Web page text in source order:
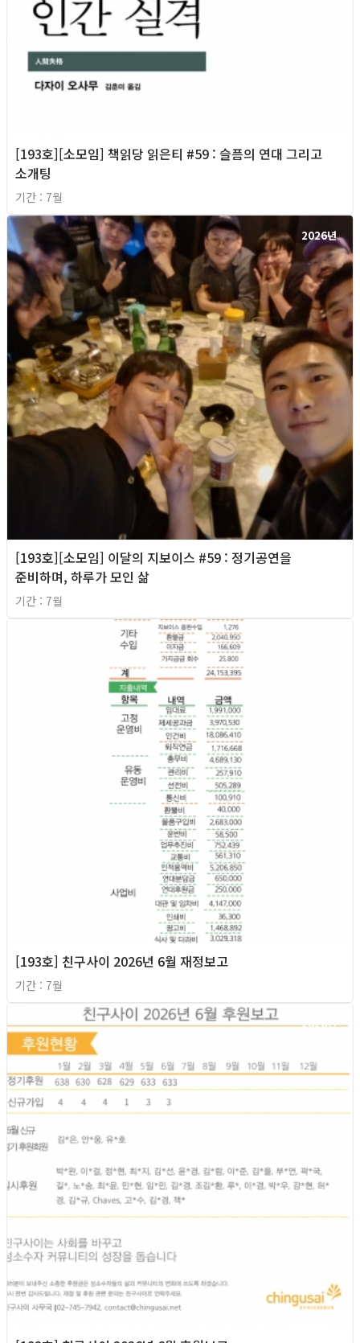
[193호][소모임] 책읽당 읽은티 #59 : 슬픔의 연대 그리고
소개팅
기간 : 7월
2026년
[193호][소모임] 이달의 지보이스 #59 : 정기공연을
준비하며, 하루가 모인 삶
기간 : 7월
[193호] 친구사이 2026년 6월 재정보고
기간 : 7월
2026년